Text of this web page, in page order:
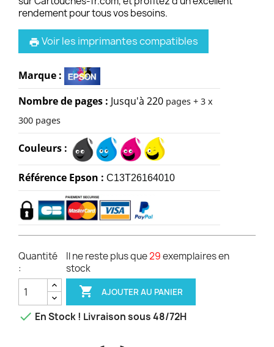
rendement pour tous vos besoins.
print Voir les imprimantes compatibles
Marque :
Nombre de pages : Jusqu'à 220 pages + 3 x
300 pages
Couleurs :
Référence Epson : C13T26164010
Quantité
:
Il ne reste plus que29exemplaires en
stock
 AJOUTER AU PANIER
 En Stock ! Livraison sous 48/72H